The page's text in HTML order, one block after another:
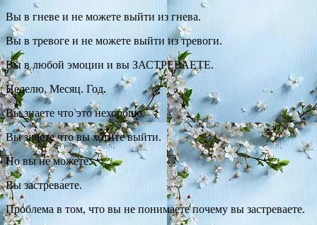
Вы в гневе и не можете выйти из гнева.
Вы в тревоге и не можете выйти из тревоги.
Вы в любой эмоции и вы ЗАСТРЕВАЕТЕ.
Неделю. Месяц. Год.
Вы знаете что это нехорошо.
Вы знаете что вы хотите выйти.
Но вы не можете.
Вы застреваете.
Проблема в том, что вы не понимаете почему вы застреваете.